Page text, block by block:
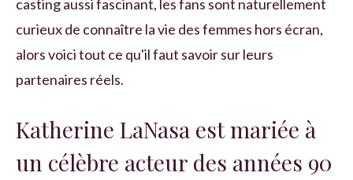
casting aussi fascinant, les fans sont naturellement
curieux de connaître la vie des femmes hors écran,
alors voici tout ce qu'il faut savoir sur leurs
partenaires réels.
Katherine LaNasa est mariée à
un célèbre acteur des années 90